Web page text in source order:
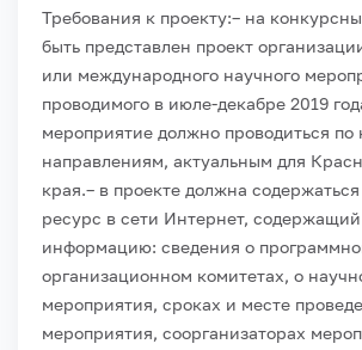
Требования к проекту:– на
быть представлен проект
или международного научного
проводимого в июле-декабре 2019
мероприятие должно проводиться по
направлениям, актуальным для
края.– в проекте должна
ресурс в сети Интернет,
информацию: сведения о
организационном комитетах, о
мероприятия, сроках и месте
мероприятия, соорганизаторах